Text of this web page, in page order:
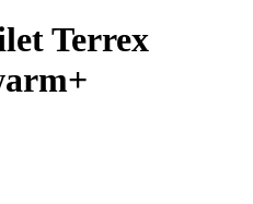
Terrex